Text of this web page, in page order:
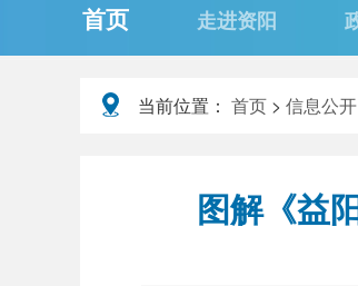
首页 走进资阳
当前位置： 首页 > 信息公开
图解《益